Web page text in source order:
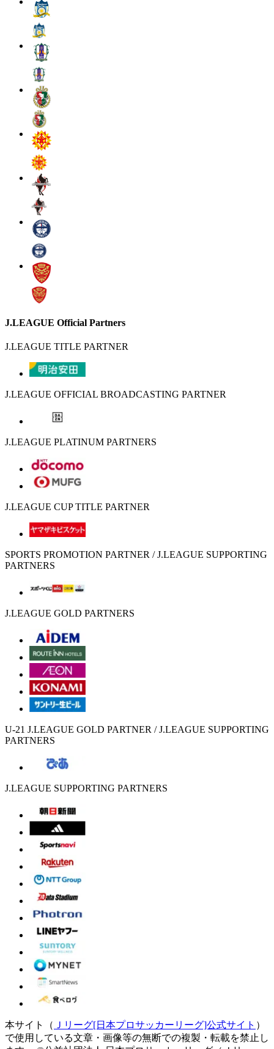
J.LEAGUE Official Partners
J.LEAGUE TITLE PARTNER
J.LEAGUE OFFICIAL BROADCASTING PARTNER
J.LEAGUE PLATINUM PARTNERS
J.LEAGUE CUP TITLE PARTNER
SPORTS PROMOTION PARTNER / J.LEAGUE SUPPORTING
PARTNERS
J.LEAGUE GOLD PARTNERS
U-21 J.LEAGUE GOLD PARTNER / J.LEAGUE SUPPORTING
PARTNERS
J.LEAGUE SUPPORTING PARTNERS
本サイト（ Ｊリーグ[日本プロサッカーリーグ]公式サイト ）
で使用している文章・画像等の無断での複製・転載を禁止し